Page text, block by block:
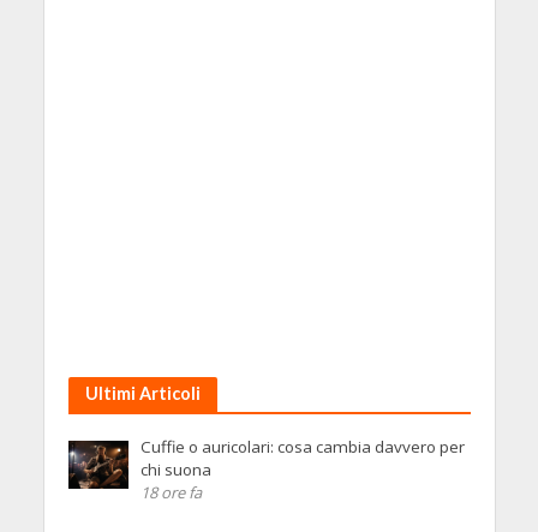
Ultimi Articoli
Cuffie o auricolari: cosa cambia davvero per
chi suona
18 ore fa